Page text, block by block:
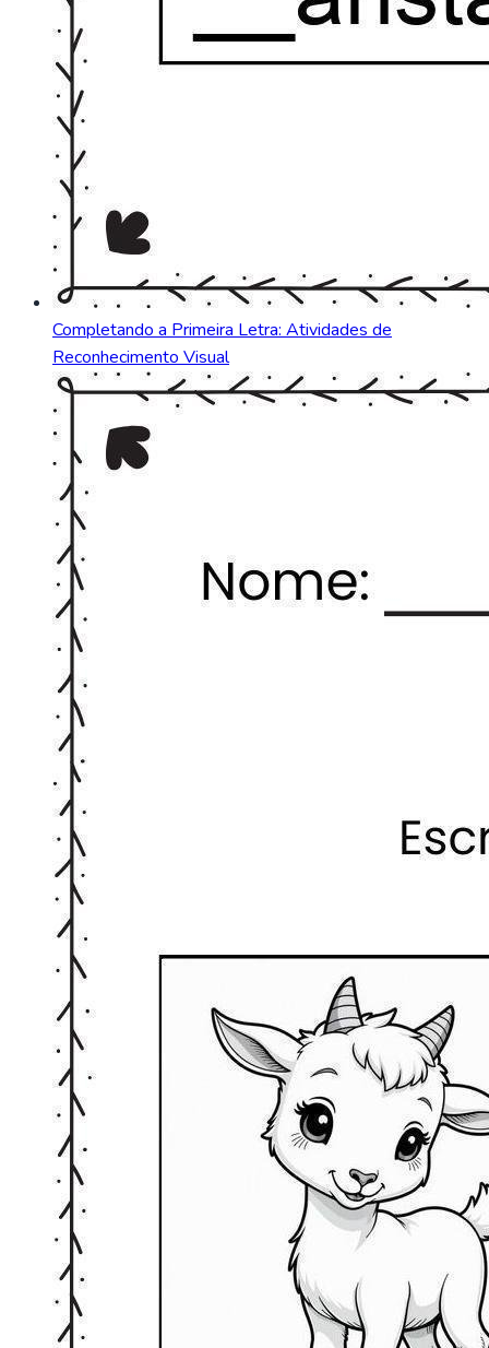
Completando a Primeira Letra: Atividades de
Reconhecimento Visual